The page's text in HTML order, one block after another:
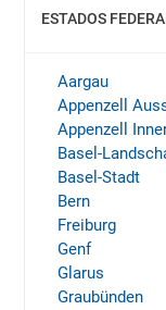
ESTADOS
MOSTRAR
Aargau
Appenzell
Appenzell
Basel-
Basel-Stadt
Bern
Freiburg
Genf
Glarus
Graubünden